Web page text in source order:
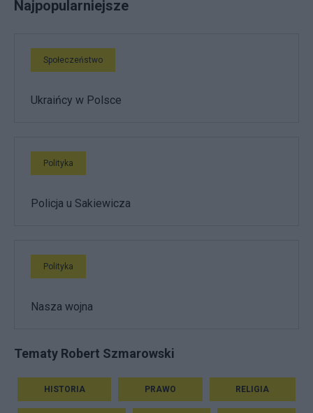
Najpopularniejsze
Społeczeństwo
Ukraińcy w Polsce
Polityka
Policja u Sakiewicza
Polityka
Nasza wojna
Tematy Robert Szmarowski
HISTORIA PRAWO RELIGIA